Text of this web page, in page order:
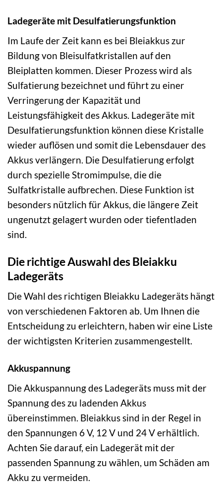
Ladegeräte mit Desulfatierungsfunktion
Im Laufe der Zeit kann es bei Bleiakkus zur
Bildung von Bleisulfatkristallen auf den
Bleiplatten kommen. Dieser Prozess wird als
Sulfatierung bezeichnet und führt zu einer
Verringerung der Kapazität und
Leistungsfähigkeit des Akkus. Ladegeräte mit
Desulfatierungsfunktion können diese Kristalle
wieder auflösen und somit die Lebensdauer des
Akkus verlängern. Die Desulfatierung erfolgt
durch spezielle Stromimpulse, die die
Sulfatkristalle aufbrechen. Diese Funktion ist
besonders nützlich für Akkus, die längere Zeit
ungenutzt gelagert wurden oder tiefentladen
sind.
Die richtige Auswahl des Bleiakku
Ladegeräts
Die Wahl des richtigen Bleiakku Ladegeräts hängt
von verschiedenen Faktoren ab. Um Ihnen die
Entscheidung zu erleichtern, haben wir eine Liste
der wichtigsten Kriterien zusammengestellt.
Akkuspannung
Die Akkuspannung des Ladegeräts muss mit der
Spannung des zu ladenden Akkus
übereinstimmen. Bleiakkus sind in der Regel in
den Spannungen 6 V, 12 V und 24 V erhältlich.
Achten Sie darauf, ein Ladegerät mit der
passenden Spannung zu wählen, um Schäden am
Akku zu vermeiden.